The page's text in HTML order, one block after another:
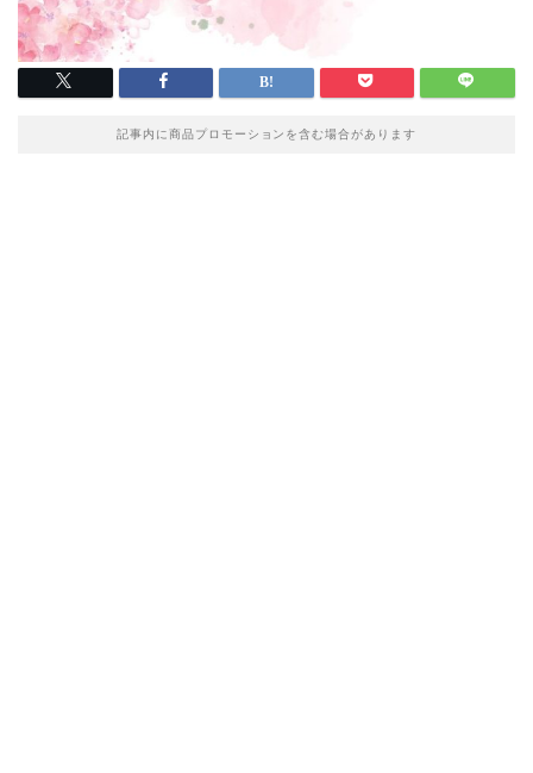
記事内に商品プロモーションを含む場合があります